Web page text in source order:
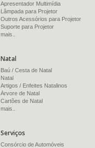
Apresentador Multimídia
Lâmpada para Projetor
Outros Acessórios para Projetor
Suporte para Projetor
mais..
Natal
Baú / Cesta de Natal
Natal
Artigos / Enfeites Natalinos
Árvore de Natal
Cartões de Natal
mais..
Serviços
Consórcio de Automóveis